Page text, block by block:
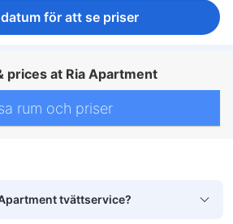
för att se priser
prices at Ria Apartment
rum och priser
tvättservice?